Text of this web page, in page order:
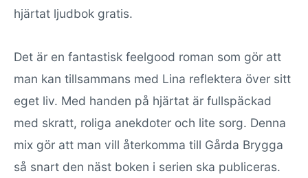
hjärtat ljudbok gratis.
Det är en fantastisk feelgood roman som gör att
man kan tillsammans med Lina reflektera över sitt
eget liv. Med handen på hjärtat är fullspäckad
med skratt, roliga anekdoter och lite sorg. Denna
mix gör att man vill återkomma till Gårda Brygga
så snart den näst boken i serien ska publiceras.